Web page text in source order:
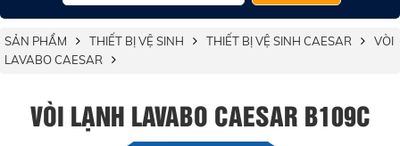
SẢN PHẨM THIẾT BỊ VỆ SINH THIẾT BỊ VỆ SINH CAESAR
VÒI
LAVABO CAESAR
VÒI LẠNH LAVABO CAESAR B109C